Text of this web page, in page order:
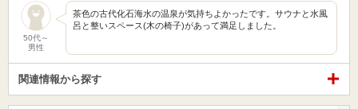
50代～
男性
茶色の古代化石海水の温泉が気持ちよかったです。サウナと水風
呂と整いスペース(木の椅子)があって満足しました。
関連情報から探す